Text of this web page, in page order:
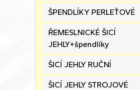
ŠPENDLÍKY PERLEŤOVÉ
ŘEMESLNICKÉ ŠICÍ
JEHLY+špendlíky
ŠICÍ JEHLY RUČNÍ
ŠICÍ JEHLY STROJOVÉ